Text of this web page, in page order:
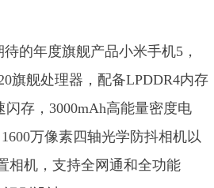
的年度旗舰产品小米手机5，
旗舰处理器，配备LPDDR4内存
闪存，3000mAh高能量密度电
万像素四轴光学防抖相机以
相机，支持全网通和全功能